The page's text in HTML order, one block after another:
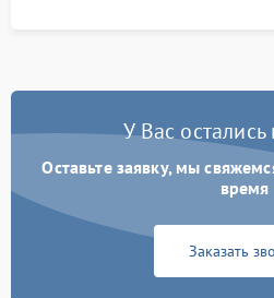
У Вас
Оставьте заявку, мы
время
Заказать